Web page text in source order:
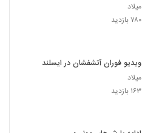
میلاد
۷۸۰ بازدید
ویدیو فوران آتشفشان در ایسلند
میلاد
۱۶۳ بازدید